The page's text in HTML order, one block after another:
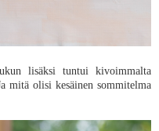
lisäksi tuntui kivoimmalta
mitä olisi kesäinen sommitelma